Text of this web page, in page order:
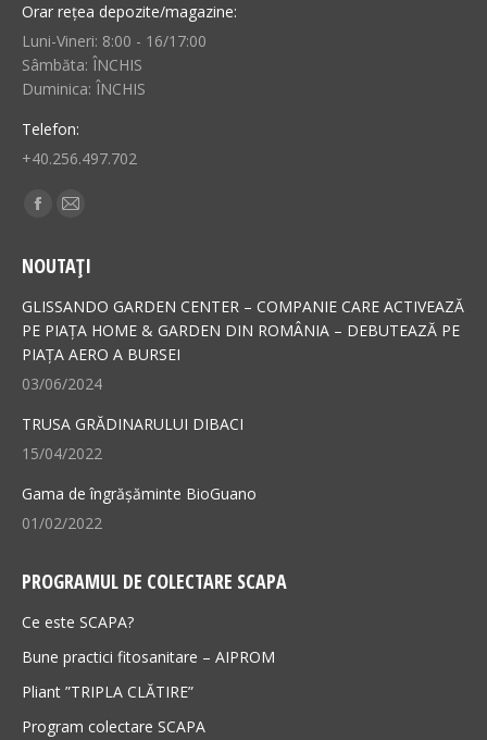
Orar rețea depozite/magazine:
Luni-Vineri: 8:00 - 16/17:00
Sâmbăta: ÎNCHIS
Duminica: ÎNCHIS
Telefon:
+40.256.497.702
Find us on:
Facebook
opens
in
new
window
Mail
opens
in
new
window
NOUTAȚI
GLISSANDO GARDEN CENTER – COMPANIE CARE ACTIVEAZĂ
PE PIAȚA HOME & GARDEN DIN ROMÂNIA – DEBUTEAZĂ PE
PIAȚA AERO A BURSEI
03/06/2024
TRUSA GRĂDINARULUI DIBACI
15/04/2022
Gama de îngrășăminte BioGuano
01/02/2022
PROGRAMUL DE COLECTARE SCAPA
Ce este SCAPA?
Bune practici fitosanitare – AIPROM
Pliant ”TRIPLA CLĂTIRE”
Program colectare SCAPA